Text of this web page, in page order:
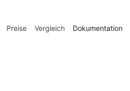
Preise Vergleich Dokumentation